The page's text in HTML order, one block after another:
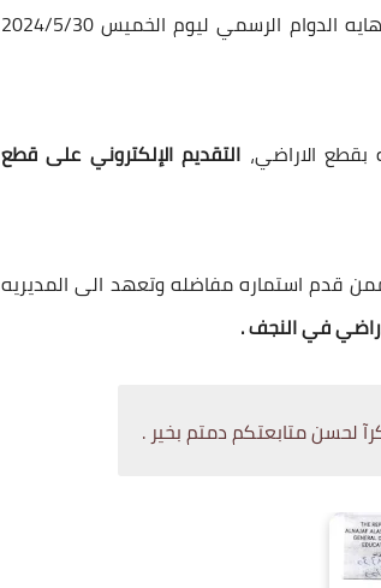
يكون التقديم بالسرعه الممكنه ،أعتباراً من يوم 2024/5/27 ولغايه نهايه الدوام الرسمي ليوم الخميس 2024/5/30
بقطع الاراضي، التقديم الإلكتروني على قطع
قدم استماره مفاضله وتعهد الى المديريه
في النجف .
لحسن متابعتكم دمتم بخير .